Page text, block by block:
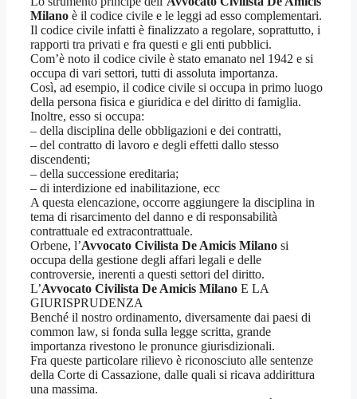
Milano è il codice civile e le leggi ad esso complementari.
Il codice civile infatti è finalizzato a regolare, soprattutto, i
rapporti tra privati e fra questi e gli enti pubblici.
Com’è noto il codice civile è stato emanato nel 1942 e si
occupa di vari settori, tutti di assoluta importanza.
Così, ad esempio, il codice civile si occupa in primo luogo
della persona fisica e giuridica e del diritto di famiglia.
Inoltre, esso si occupa:
– della disciplina delle obbligazioni e dei contratti,
– del contratto di lavoro e degli effetti dallo stesso
discendenti;
– della successione ereditaria;
– di interdizione ed inabilitazione, ecc
A questa elencazione, occorre aggiungere la disciplina in
tema di risarcimento del danno e di responsabilità
contrattuale ed extracontrattuale.
Orbene, l’Avvocato Civilista De Amicis Milano si
occupa della gestione degli affari legali e delle
controversie, inerenti a questi settori del diritto.
L’Avvocato Civilista De Amicis Milano E LA
GIURISPRUDENZA
Benché il nostro ordinamento, diversamente dai paesi di
common law, si fonda sulla legge scritta, grande
importanza rivestono le pronunce giurisdizionali.
Fra queste particolare rilievo è riconosciuto alle sentenze
della Corte di Cassazione, dalle quali si ricava addirittura
una massima.